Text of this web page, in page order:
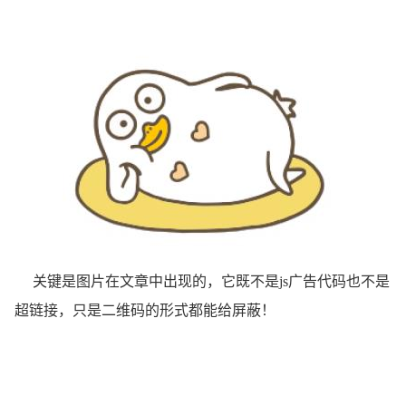
关键是图片在文章中出现的，它既不是js广告代码也不是
超链接，只是二维码的形式都能给屏蔽！